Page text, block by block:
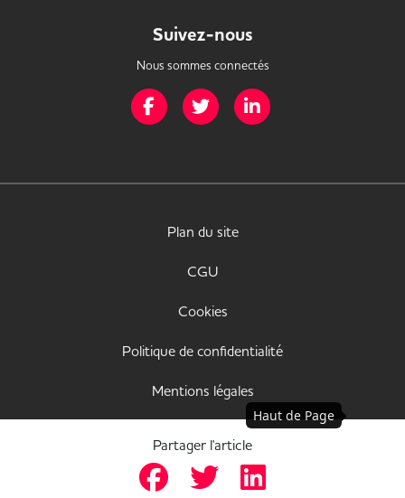
Partager l'article
Suivez-nous
Nous sommes connectés
Page Facebook de Mission Handicap
Page Twitter de Mission Handicap
Plan du site
CGU
Cookies
Politique de confidentialité
Mentions légales
Déclaration d'accessibilité
© JobInLive 2022, tous droits réservés
Haut de Page